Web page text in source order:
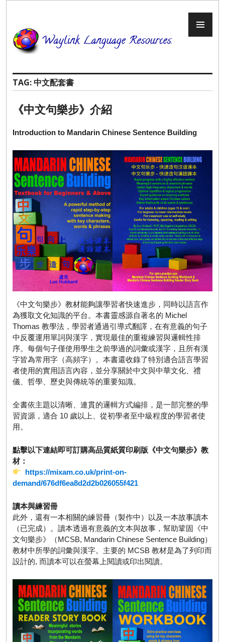
content
TAG:中文配套書
《中文句樂步》介紹
Introduction to Mandarin Chinese Sentence Building
《中文句樂步》教材能夠讓學習者快速進步，同時以語言作
為獲取文化知識的平台。本書靈感源自著名的 Michel
Thomas 教學法，學習者通過引導式翻譯，在有意義的句子
中反覆運用單詞與漢字，實現最佳的重複練習與邏輯性排
序。每個句子僅使用學生之前學過的詞彙或漢字，且所有漢
字皆為常用字（高頻字）。本書還收錄了特別適合語言學習
者使用的實用語言內容，並分享關於中文與中華文化、禮
儀、哲學、歷史與傳統等的重要知識。
全書依主題以清晰、連貫的邏輯方式編排，是一部完整的學
習資源，適合 10 歲以上、從初學者至中級程度的學習者使
用。
點擊以下連結即可訂購高品質紙質印刷版《中文句樂步》教
材：
https://mixam.co.uk/print-on-
demand/676df6ea8d2d2b026055f421
讀本與練習冊
此外，還有一本相關的練習冊（製作中）以及一本故事讀本
（已完成）。讀本透過有意義的文本與故事，幫助鞏固《中
文句樂步》（MCSB, Mandarin Chinese Sentence Building）
教材中所學的詞彙與漢字。主要的 MCSB 教材是為了列印而
設計的, 而讀本可以在螢幕上閱讀或印出閱讀。